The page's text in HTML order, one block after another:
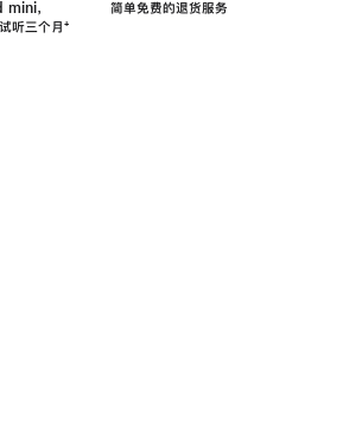
，
听三个月脚
⁺
简单免费的退货服务